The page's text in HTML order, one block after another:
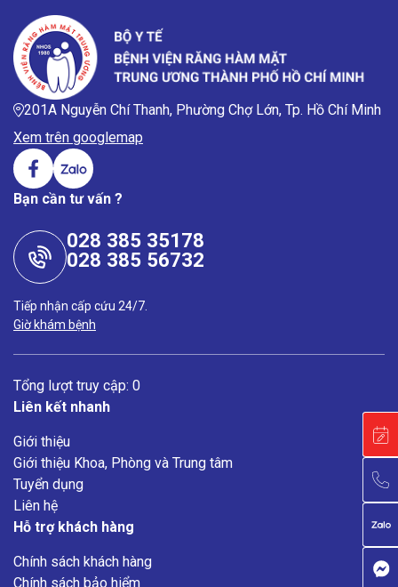
201A Nguyễn Chí Thanh, Phường Chợ Lớn, Tp. Hồ Chí Minh
Xem trên googlemap
Bạn cần tư vấn ?
028 385 35178
028 385 56732
Tiếp nhận cấp cứu 24/7.
Giờ khám bệnh
Tổng lượt truy cập: 0
Liên kết nhanh
Giới thiệu
Giới thiệu Khoa, Phòng và Trung tâm
Tuyển dụng
Liên hệ
Hỗ trợ khách hàng
Chính sách khách hàng
Chính sách bảo hiểm